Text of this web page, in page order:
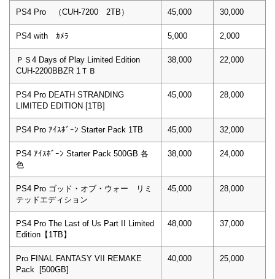
PS4 Pro （CUH-7200 2TB） 45,000 30,000
PS4 with ｶﾒﾗ 5,000 2,000
ＰＳ4 Days of Play Limited Edition
CUH-2200BBZR 1ＴＢ
38,000 22,000
PS4 Pro DEATH STRANDING
LIMITED EDITION [1TB]
45,000 28,000
PS4 Pro ｱｲｽﾎﾞｰﾝ Starter Pack 1TB 45,000 32,000
PS4 ｱｲｽﾎﾞｰﾝ Starter Pack 500GB 各
色
38,000 24,000
PS4 Pro ゴッド・オブ・ウォー リミ
テッドエディション
45,000 28,000
PS4 Pro The Last of Us Part II Limited
Edition【1TB】
48,000 37,000
Pro FINAL FANTASY VII REMAKE
Pack [500GB]
40,000 25,000